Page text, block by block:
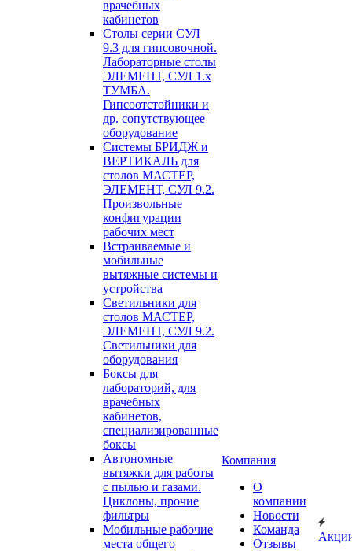
врачебных
кабинетов
Столы серии СУЛ
9.3 для гипсовочной.
Лабораторные столы
ЭЛЕМЕНТ, СУЛ 1.х
ТУМБА.
Гипсоотстойники и
др. сопутствующее
оборудование
Системы БРИДЖ и
ВЕРТИКАЛЬ для
столов МАСТЕР,
ЭЛЕМЕНТ, СУЛ 9.2.
Произвольные
конфигурации
рабочих мест
Встраиваемые и
мобильные
вытяжные системы и
устройства
Светильники для
столов МАСТЕР,
ЭЛЕМЕНТ, СУЛ 9.2.
Светильники для
оборудования
Боксы для
лабораторий, для
врачебных
кабинетов,
специализированные
боксы
Автономные
вытяжки для работы
с пылью и газами.
Циклоны, прочие
фильтры
Мобильные рабочие
места общего
Компания
О
компании
Новости
Команда
Отзывы